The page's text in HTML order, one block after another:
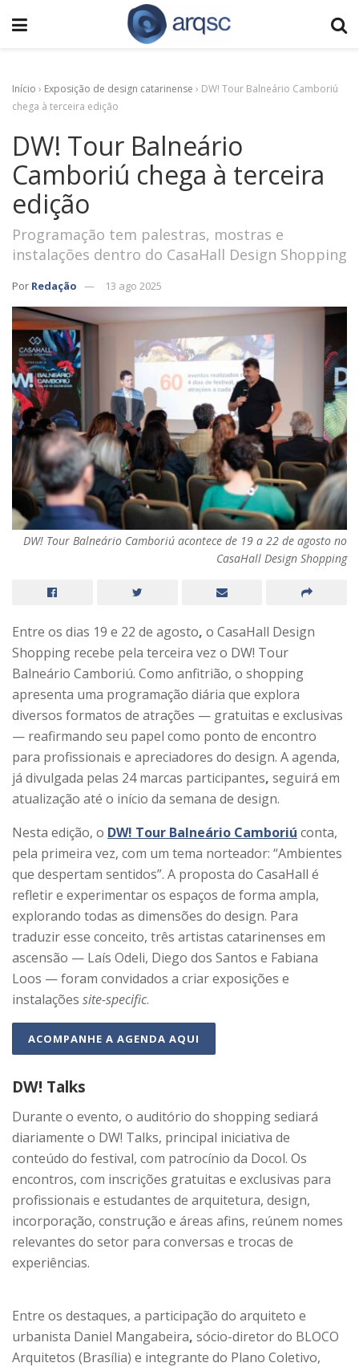
Início › Exposição de design catarinense › DW! Tour Balneário Camboriú
chega à terceira edição
DW! Tour Balneário
Camboriú chega à terceira
edição
Programação tem palestras, mostras e
instalações dentro do CasaHall Design Shopping
Por Redação 13 ago 2025
DW! Tour Balneário Camboriú acontece de 19 a 22 de agosto no
CasaHall Design Shopping
Entre os dias 19 e 22 de agosto, o CasaHall Design
Shopping recebe pela terceira vez o DW! Tour
Balneário Camboriú. Como anfitrião, o shopping
apresenta uma programação diária que explora
diversos formatos de atrações — gratuitas e exclusivas
— reafirmando seu papel como ponto de encontro
para profissionais e apreciadores do design. A agenda,
já divulgada pelas 24 marcas participantes, seguirá em
atualização até o início da semana de design.
Nesta edição, o DW! Tour Balneário Camboriú conta,
pela primeira vez, com um tema norteador: “Ambientes
que despertam sentidos”. A proposta do CasaHall é
refletir e experimentar os espaços de forma ampla,
explorando todas as dimensões do design. Para
traduzir esse conceito, três artistas catarinenses em
ascensão — Laís Odeli, Diego dos Santos e Fabiana
Loos — foram convidados a criar exposições e
instalações site-specific.
ACOMPANHE A AGENDA AQUI
DW! Talks
Durante o evento, o auditório do shopping sediará
diariamente o DW! Talks, principal iniciativa de
conteúdo do festival, com patrocínio da Docol. Os
encontros, com inscrições gratuitas e exclusivas para
profissionais e estudantes de arquitetura, design,
incorporação, construção e áreas afins, reúnem nomes
relevantes do setor para conversas e trocas de
experiências.
Entre os destaques, a participação do arquiteto e
urbanista Daniel Mangabeira, sócio-diretor do BLOCO
Arquitetos (Brasília) e integrante do Plano Coletivo,